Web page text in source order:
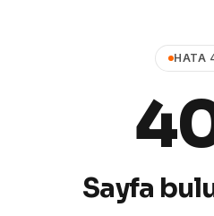
HATA
Sayfa